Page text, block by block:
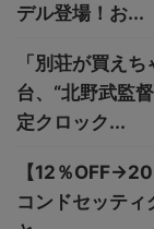
デル登場！お...
「別荘が買え
台、“北野武監
定クロック...
【12％
コンドセッティ